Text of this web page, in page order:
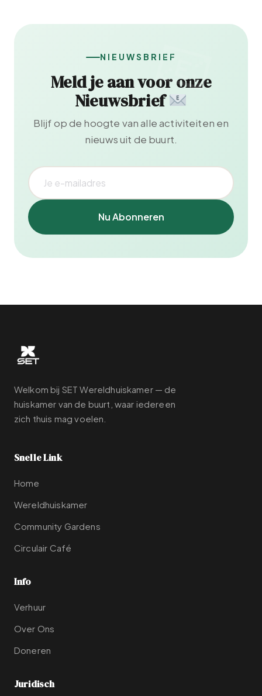
NIEUWSBRIEF
Meld je aan voor onze
Nieuwsbrief
Blijf op de hoogte van alle activiteiten en
nieuws uit de buurt.
Nu Abonneren
Welkom bij SET Wereldhuiskamer — de
huiskamer van de buurt, waar iedereen
zich thuis mag voelen.
Snelle Link
Home
Wereldhuiskamer
Community Gardens
Circulair Café
Info
Verhuur
Over Ons
Doneren
Juridisch